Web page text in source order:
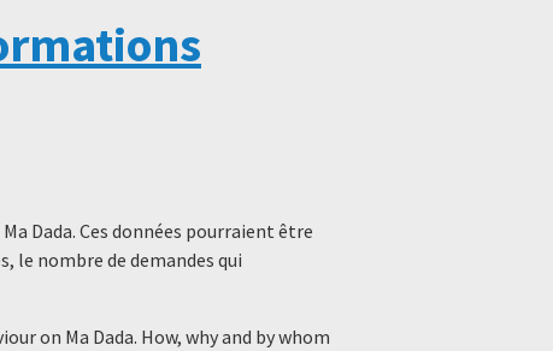
Dada. Ces données pourraient être
le nombre de demandes qui
on Ma Dada. How, why and by whom